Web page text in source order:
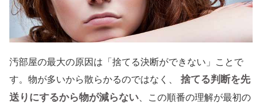
汚部屋の最大の原因は「捨てる決断ができない」ことで
す。物が多いから散らかるのではなく、
捨てる判断を先
送りにするから物が減らない 、この順番の理解が最初の